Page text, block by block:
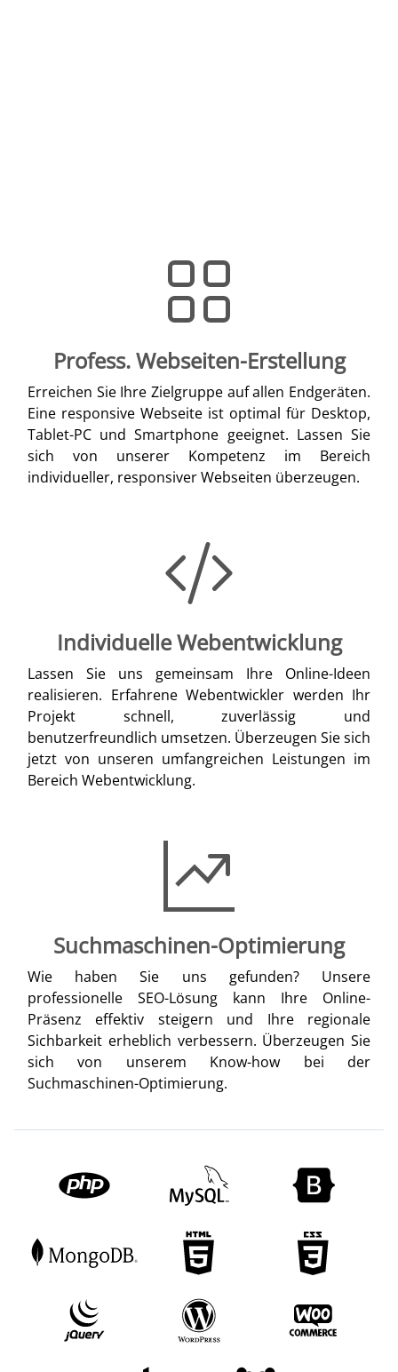
Profess. Webseiten-Erstellung
Erreichen Sie Ihre Zielgruppe auf allen Endgeräten.
Eine responsive Webseite ist optimal für Desktop,
Tablet-PC und Smartphone geeignet. Lassen Sie
sich von unserer Kompetenz im Bereich
individueller, responsiver Webseiten überzeugen.
Individuelle Webentwicklung
Lassen Sie uns gemeinsam Ihre Online-Ideen
realisieren. Erfahrene Webentwickler werden Ihr
Projekt schnell, zuverlässig und
benutzerfreundlich umsetzen. Überzeugen Sie sich
jetzt von unseren umfangreichen Leistungen im
Bereich Webentwicklung.
Suchmaschinen-Optimierung
Wie haben Sie uns gefunden? Unsere
professionelle SEO-Lösung kann Ihre Online-
Präsenz effektiv steigern und Ihre regionale
Sichbarkeit erheblich verbessern. Überzeugen Sie
sich von unserem Know-how bei der
Suchmaschinen-Optimierung.